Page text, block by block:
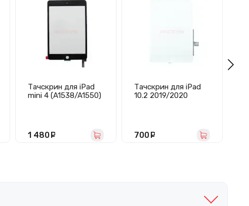
Тачскрин для iPad
mini 4 (A1538/A1550)
1 480 руб.
Тачскрин для iPad
10.2 2019/2020
700